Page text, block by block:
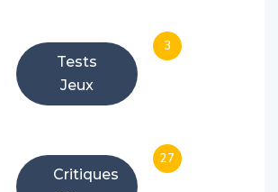
Tests
Jeux
3
Critiques
27